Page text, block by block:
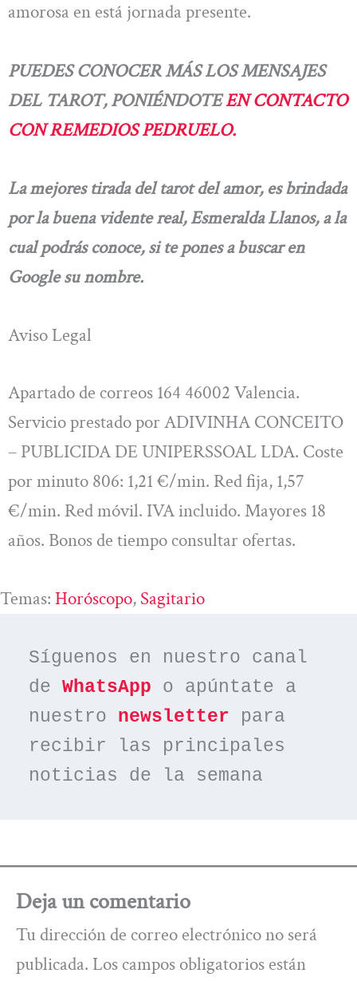
amorosa en está jornada presente.
PUEDES CONOCER MÁS LOS MENSAJES
DEL TAROT, PONIÉNDOTEEN CONTACTO
CON REMEDIOS PEDRUELO.
La mejores tirada del tarot del amor, es brindada
por la buena vidente real, Esmeralda Llanos, a la
cual podrás conoce, si te pones a buscar en
Google su nombre.
Aviso Legal
Apartado de correos 164 46002 Valencia.
Servicio prestado por ADIVINHA CONCEITO
– PUBLICIDA DE UNIPERSSOAL LDA. Coste
por minuto 806: 1,21 €/min. Red fija, 1,57
€/min. Red móvil. IVA incluido. Mayores 18
años. Bonos de tiempo consultar ofertas.
Temas: Horóscopo, Sagitario
Síguenos en nuestro canal
de WhatsApp o apúntate a
nuestro newsletter para
recibir las principales
noticias de la semana
Deja un comentario
Tu dirección de correo electrónico no será
publicada. Los campos obligatorios están